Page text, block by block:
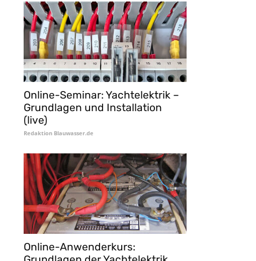
Online-Seminar: Yachtelektrik –
Grundlagen und Installation
(live)
Redaktion Blauwasser.de
Online-Anwenderkurs: